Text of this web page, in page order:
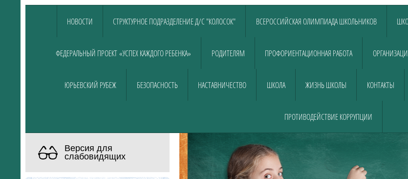
НОВОСТИ СТРУКТУРНОЕ ПОДРАЗДЕЛЕНИЕ Д/С "КОЛОСОК" ВСЕРОССИЙСКАЯ ОЛИМПИАДА ШКОЛЬНИКОВ
ФЕДЕРАЛЬНЫЙ ПРОЕКТ «УСПЕХ КАЖДОГО РЕБЕНКА» РОДИТЕЛЯМ ПРОФОРИЕНТАЦИОННАЯ РАБОТА
ЮРЬЕВСКИЙ РУБЕЖ БЕЗОПАСНОСТЬ НАСТАВНИЧЕСТВО ШКОЛА ЖИЗНЬ ШКОЛЫ КОНТАКТЫ
ПРОТИВОДЕЙСТВИЕ КОРРУПЦИИ
Версия для
слабовидящих